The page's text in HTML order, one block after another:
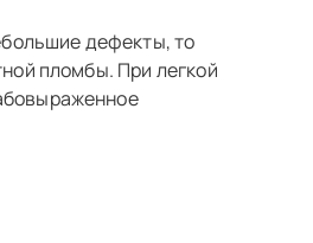
дефекты, то
пломбы. При легкой